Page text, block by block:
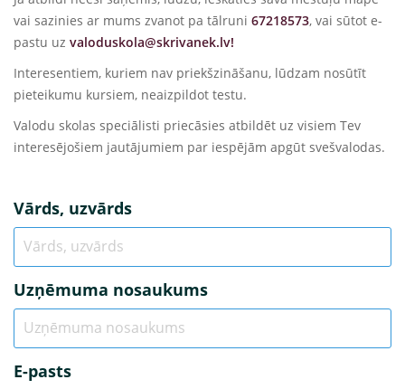
vai sazinies ar mums zvanot pa tālruni 67218573, vai sūtot e-
pastu uz valoduskola@skrivanek.lv!
Interesentiem, kuriem nav priekšzināšanu, lūdzam nosūtīt
pieteikumu kursiem, neaizpildot testu.
Valodu skolas speciālisti priecāsies atbildēt uz visiem Tev
interesējošiem jautājumiem par iespējām apgūt svešvalodas.
Vārds, uzvārds
Uzņēmuma nosaukums
E-pasts